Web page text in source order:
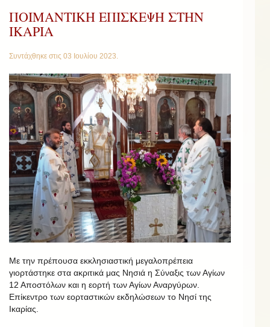
ΠΟΙΜΑΝΤΙΚΗ ΕΠΙΣΚΕΨΗ ΣΤΗΝ
ΙΚΑΡΙΑ
Συντάχθηκε στις 03 Ιουλίου 2023.
Με την πρέπουσα εκκλησιαστική μεγαλοπρέπεια
γιορτάστηκε στα ακριτικά μας Νησιά η Σύναξις των Αγίων
12 Αποστόλων και η εορτή των Αγίων Αναργύρων.
Επίκεντρο των εορταστικών εκδηλώσεων το Νησί της
Ικαρίας.